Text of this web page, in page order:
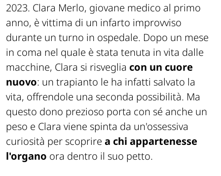
2023. Clara Merlo, giovane medico al primo
anno, è vittima di un infarto improvviso
durante un turno in ospedale. Dopo un mese
in coma nel quale è stata tenuta in vita dalle
macchine, Clara si risveglia con un cuore
nuovo: un trapianto le ha infatti salvato la
vita, offrendole una seconda possibilità. Ma
questo dono prezioso porta con sé anche un
peso e Clara viene spinta da un'ossessiva
curiosità per scoprire a chi appartenesse
l'organo ora dentro il suo petto.